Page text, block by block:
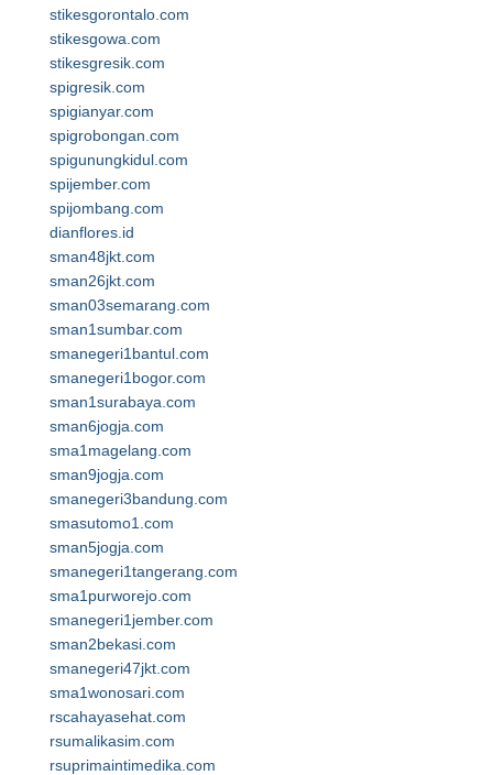
stikesgorontalo.com
stikesgowa.com
stikesgresik.com
spigresik.com
spigianyar.com
spigrobongan.com
spigunungkidul.com
spijember.com
spijombang.com
dianflores.id
sman48jkt.com
sman26jkt.com
sman03semarang.com
sman1sumbar.com
smanegeri1bantul.com
smanegeri1bogor.com
sman1surabaya.com
sman6jogja.com
sma1magelang.com
sman9jogja.com
smanegeri3bandung.com
smasutomo1.com
sman5jogja.com
smanegeri1tangerang.com
sma1purworejo.com
smanegeri1jember.com
sman2bekasi.com
smanegeri47jkt.com
sma1wonosari.com
rscahayasehat.com
rsumalikasim.com
rsuprimaintimedika.com